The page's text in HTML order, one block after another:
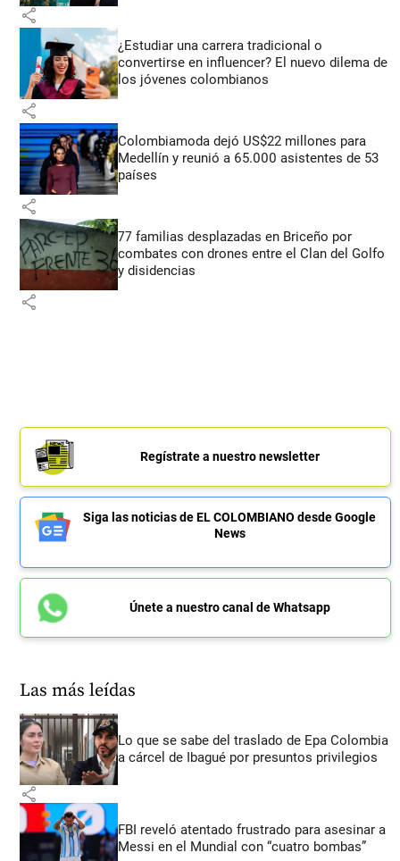
share
¿Estudiar una carrera tradicional o
convertirse en influencer? El nuevo dilema de
los jóvenes colombianos
share
Colombiamoda dejó US$22 millones para
Medellín y reunió a 65.000 asistentes de 53
países
share
77 familias desplazadas en Briceño por
combates con drones entre el Clan del Golfo
y disidencias
share
Regístrate a nuestro newsletter
Siga las noticias de EL COLOMBIANO desde Google
News
Únete a nuestro canal de Whatsapp
Las más leídas
Lo que se sabe del traslado de Epa Colombia
a cárcel de Ibagué por presuntos privilegios
share
FBI reveló atentado frustrado para asesinar a
Messi en el Mundial con “cuatro bombas”